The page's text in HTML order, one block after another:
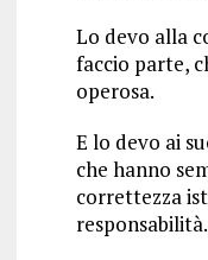
Lo devo alla
faccio parte,
operosa.
E lo devo ai
che hanno
correttezza
responsabilità.